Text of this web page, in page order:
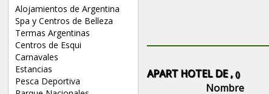
Alojamientos de Argentina
Spa y Centros de Belleza
Termas Argentinas
Centros de Esqui
Carnavales
Estancias
Pesca Deportiva
APART HOTEL DE ,()
Nombre